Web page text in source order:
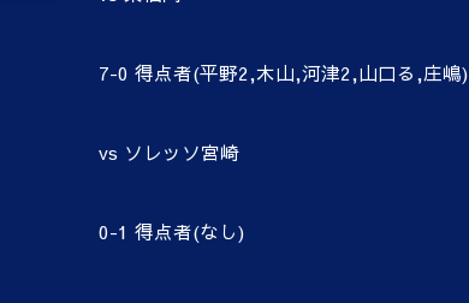
7-0 得点者(平野2,木山,河津2,山口る,庄嶋)
vs ソレッソ宮崎
0-1 得点者(なし)